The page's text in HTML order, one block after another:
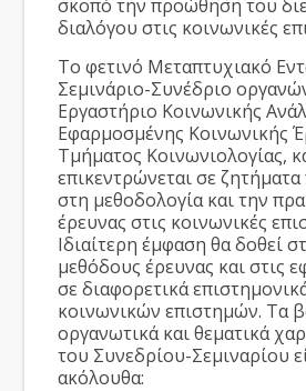
σκοπό την προώθηση του
διαλόγου στις κοινωνικές
Το φετινό Μεταπτυχιακό
Σεμινάριο-Συνέδριο
Εργαστήριο Κοινωνικής
Εφαρμοσμένης Κοινωνικής
Τμήματος Κοινωνιολογίας,
επικεντρώνεται σε
στη μεθοδολογία και την
έρευνας στις κοινωνικές
Ιδιαίτερη έμφαση θα δοθεί
μεθόδους έρευνας και στις
σε διαφορετικά
κοινωνικών επιστημών. Τα
οργανωτικά και θεματικά
του Συνεδρίου-Σεμιναρίου
ακόλουθα: